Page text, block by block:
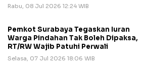
Rabu, 08 Jul 2026 12:24 WIB
Pemkot Surabaya Tegaskan Iuran
Warga Pindahan Tak Boleh Dipaksa,
RT/RW Wajib Patuhi Perwali
Selasa, 07 Jul 2026 18:06 WIB